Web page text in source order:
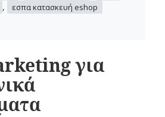
, εσπα κατασκευή eshop
για